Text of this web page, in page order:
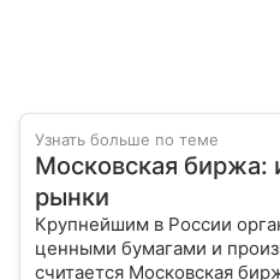
Узнать больше по теме
Московская биржа:
рынки
Крупнейшим в России
ценными бумагами и
считается Московская